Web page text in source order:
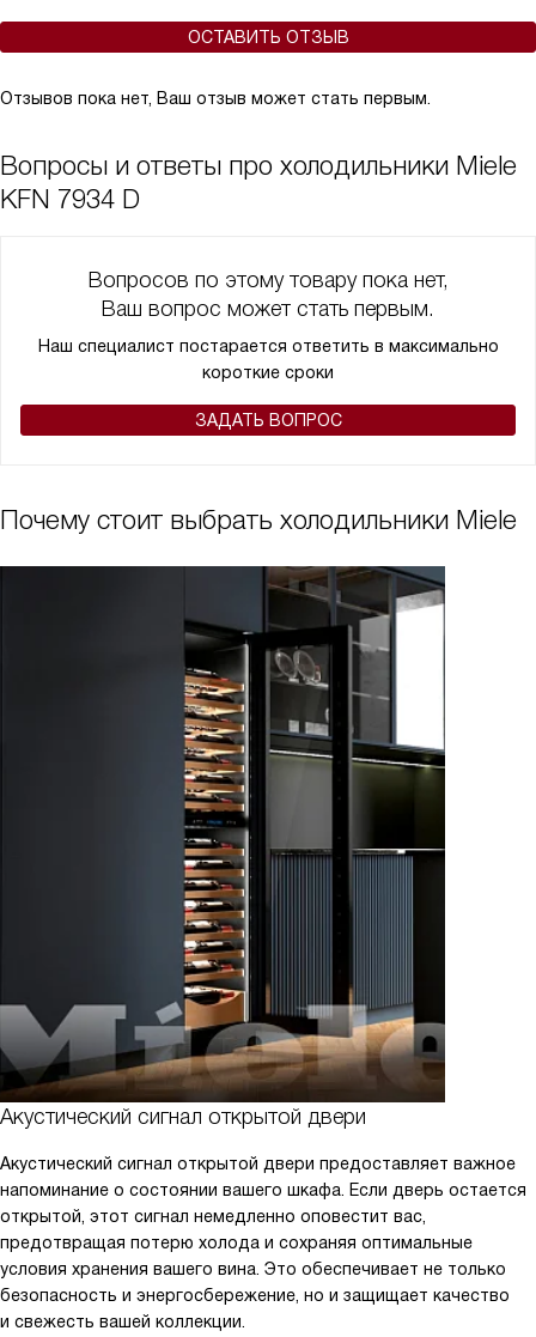
ОСТАВИТЬ ОТЗЫВ
Отзывов пока нет, Ваш отзыв может стать первым.
Вопросы и ответы про холодильники Miele
KFN 7934 D
Вопросов по этому товару пока нет,
Ваш вопрос может стать первым.
Наш специалист постарается ответить в максимально
короткие сроки
ЗАДАТЬ ВОПРОС
Почему стоит выбрать холодильники Miele
Акустический сигнал открытой двери
Акустический сигнал открытой двери предоставляет важное
напоминание о состоянии вашего шкафа. Если дверь остается
открытой, этот сигнал немедленно оповестит вас,
предотвращая потерю холода и сохраняя оптимальные
условия хранения вашего вина. Это обеспечивает не только
безопасность и энергосбережение, но и защищает качество
и свежесть вашей коллекции.